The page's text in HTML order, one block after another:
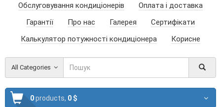
Обслуговування кондиціонерів
Оплата і доставка
Гарантії
Про нас Галерея
Сертифікати
Калькулятор потужності кондиціонера
Корисне
All Categories
0products, 0 $